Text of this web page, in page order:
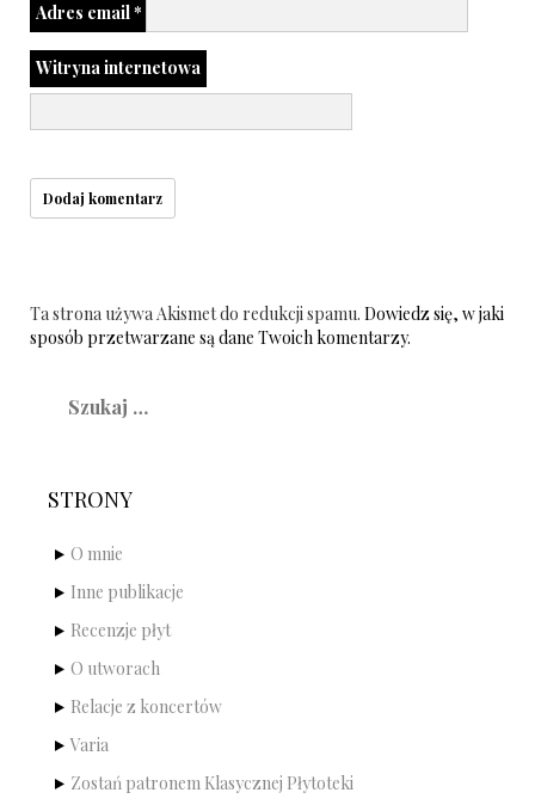
Adres email*
Witryna internetowa
Ta strona używa Akismet do redukcji spamu. Dowiedz się, w jaki
sposób przetwarzane są dane Twoich komentarzy.
STRONY
O mnie
Inne publikacje
Recenzje płyt
O utworach
Relacje z koncertów
Varia
Zostań patronem Klasycznej Płytoteki